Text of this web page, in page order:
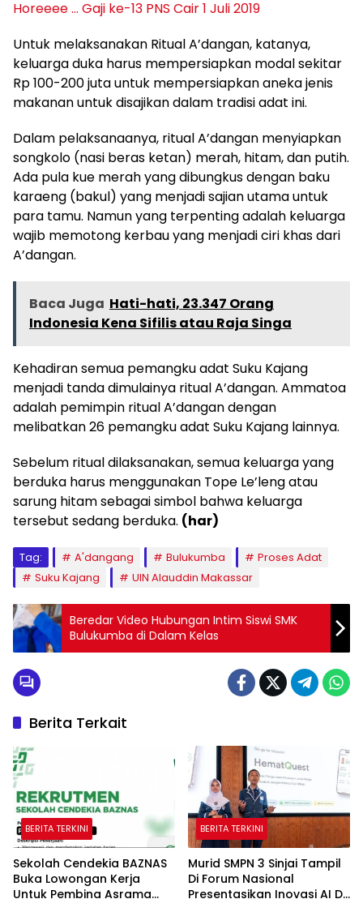
Horeeee … Gaji ke-13 PNS Cair 1 Juli 2019
Untuk melaksanakan Ritual A’dangan, katanya,
keluarga duka harus mempersiapkan modal sekitar
Rp 100-200 juta untuk mempersiapkan aneka jenis
makanan untuk disajikan dalam tradisi adat ini.
Dalam pelaksanaanya, ritual A’dangan menyiapkan
songkolo (nasi beras ketan) merah, hitam, dan putih.
Ada pula kue merah yang dibungkus dengan baku
karaeng (bakul) yang menjadi sajian utama untuk
para tamu. Namun yang terpenting adalah keluarga
wajib memotong kerbau yang menjadi ciri khas dari
A’dangan.
Baca Juga Hati-hati, 23.347 Orang
Indonesia Kena Sifilis atau Raja Singa
Kehadiran semua pemangku adat Suku Kajang
menjadi tanda dimulainya ritual A’dangan. Ammatoa
adalah pemimpin ritual A’dangan dengan
melibatkan 26 pemangku adat Suku Kajang lainnya.
Sebelum ritual dilaksanakan, semua keluarga yang
berduka harus menggunakan Tope Le’leng atau
sarung hitam sebagai simbol bahwa keluarga
tersebut sedang berduka. (har)
Tag: A'dangang Bulukumba
Proses Adat
Suku Kajang
UIN Alauddin Makassar
Beredar Video Hubungan Intim Siswi SMK
Bulukumba di Dalam Kelas
Berita Terkait
BERITA TERKINI
Sekolah Cendekia BAZNAS
Buka Lowongan Kerja
Untuk Pembina Asrama
BERITA TERKINI
Murid SMPN 3 Sinjai Tampil
Di Forum Nasional
Presentasikan Inovasi AI Di